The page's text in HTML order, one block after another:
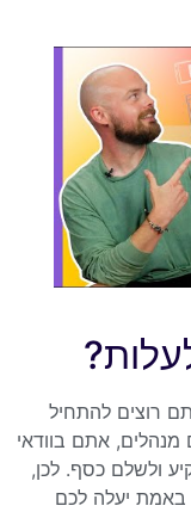
רוצים להתחיל
אתם בוודאי
ולשלם כסף. לכן,
יעלה לכם